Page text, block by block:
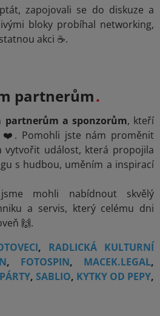
zapojovali se do diskuze a
bloky probíhal networking,
akci ☕.
partnerům
partnerům a sponzorům, kteří
❤️. Pomohli jste nám proměnit
vytvořit událost, která propojila
s hudbou, uměním a inspirací
mohli nabídnout skvělý
a servis, který celému dni
🙌.
, RADLICKÁ KULTURNÍ
, FOTOSPIN, MACEK.LEGAL,
, SABLIO, KYTKY OD PEPY,